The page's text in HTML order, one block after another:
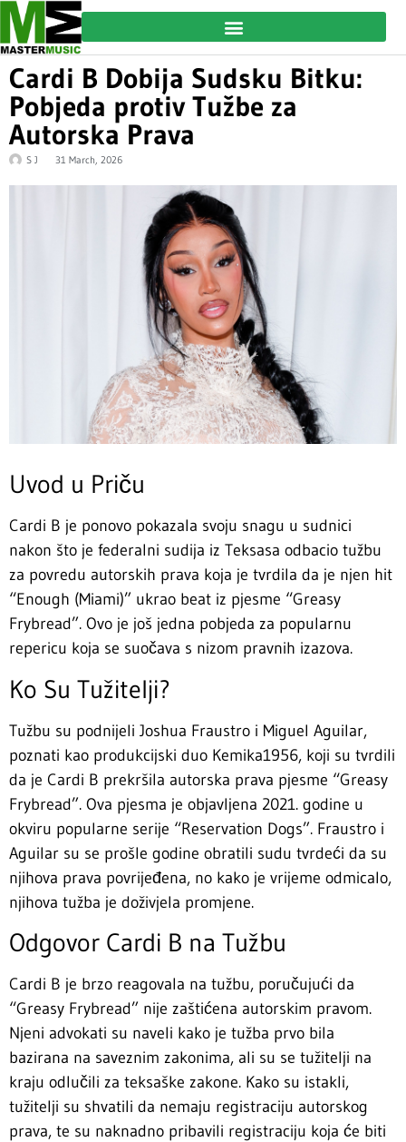
Cardi B Dobija Sudsku Bitku:
Pobjeda protiv Tužbe za
Autorska Prava
S J 31 March, 2026
Uvod u Priču
Cardi B je ponovo pokazala svoju snagu u sudnici
nakon što je federalni sudija iz Teksasa odbacio tužbu
za povredu autorskih prava koja je tvrdila da je njen hit
“Enough (Miami)” ukrao beat iz pjesme “Greasy
Frybread”. Ovo je još jedna pobjeda za popularnu
repericu koja se suočava s nizom pravnih izazova.
Ko Su Tužitelji?
Tužbu su podnijeli Joshua Fraustro i Miguel Aguilar,
poznati kao produkcijski duo Kemika1956, koji su tvrdili
da je Cardi B prekršila autorska prava pjesme “Greasy
Frybread”. Ova pjesma je objavljena 2021. godine u
okviru popularne serije “Reservation Dogs”. Fraustro i
Aguilar su se prošle godine obratili sudu tvrdeći da su
njihova prava povrijeđena, no kako je vrijeme odmicalo,
njihova tužba je doživjela promjene.
Odgovor Cardi B na Tužbu
Cardi B je brzo reagovala na tužbu, poručujući da
“Greasy Frybread” nije zaštićena autorskim pravom.
Njeni advokati su naveli kako je tužba prvo bila
bazirana na saveznim zakonima, ali su se tužitelji na
kraju odlučili za teksaške zakone. Kako su istakli,
tužitelji su shvatili da nemaju registraciju autorskog
prava, te su naknadno pribavili registraciju koja će biti